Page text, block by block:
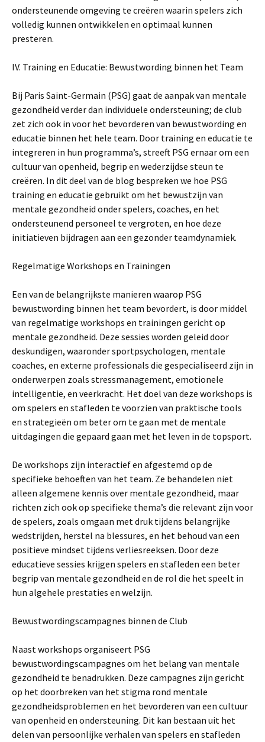
ondersteunende omgeving te creëren waarin spelers zich
volledig kunnen ontwikkelen en optimaal kunnen
presteren.
IV. Training en Educatie: Bewustwording binnen het Team
Bij Paris Saint-Germain (PSG) gaat de aanpak van mentale
gezondheid verder dan individuele ondersteuning; de club
zet zich ook in voor het bevorderen van bewustwording en
educatie binnen het hele team. Door training en educatie te
integreren in hun programma’s, streeft PSG ernaar om een
cultuur van openheid, begrip en wederzijdse steun te
creëren. In dit deel van de blog bespreken we hoe PSG
training en educatie gebruikt om het bewustzijn van
mentale gezondheid onder spelers, coaches, en het
ondersteunend personeel te vergroten, en hoe deze
initiatieven bijdragen aan een gezonder teamdynamiek.
Regelmatige Workshops en Trainingen
Een van de belangrijkste manieren waarop PSG
bewustwording binnen het team bevordert, is door middel
van regelmatige workshops en trainingen gericht op
mentale gezondheid. Deze sessies worden geleid door
deskundigen, waaronder sportpsychologen, mentale
coaches, en externe professionals die gespecialiseerd zijn in
onderwerpen zoals stressmanagement, emotionele
intelligentie, en veerkracht. Het doel van deze workshops is
om spelers en stafleden te voorzien van praktische tools
en strategieën om beter om te gaan met de mentale
uitdagingen die gepaard gaan met het leven in de topsport.
De workshops zijn interactief en afgestemd op de
specifieke behoeften van het team. Ze behandelen niet
alleen algemene kennis over mentale gezondheid, maar
richten zich ook op specifieke thema’s die relevant zijn voor
de spelers, zoals omgaan met druk tijdens belangrijke
wedstrijden, herstel na blessures, en het behoud van een
positieve mindset tijdens verliesreeksen. Door deze
educatieve sessies krijgen spelers en stafleden een beter
begrip van mentale gezondheid en de rol die het speelt in
hun algehele prestaties en welzijn.
Bewustwordingscampagnes binnen de Club
Naast workshops organiseert PSG
bewustwordingscampagnes om het belang van mentale
gezondheid te benadrukken. Deze campagnes zijn gericht
op het doorbreken van het stigma rond mentale
gezondheidsproblemen en het bevorderen van een cultuur
van openheid en ondersteuning. Dit kan bestaan uit het
delen van persoonlijke verhalen van spelers en stafleden